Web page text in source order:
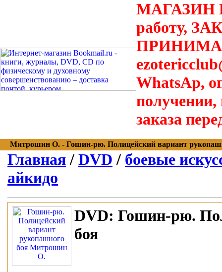
МАГАЗИН
работу,
WhatsAp,
получении,
заказа
Митрошин О. - Гошин-рю. Полицейский вариант
Главная / DVD / боевые
айкидо
DVD: Гошин-рю.
боя